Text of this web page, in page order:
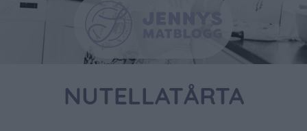
NUTELLATÅRTA